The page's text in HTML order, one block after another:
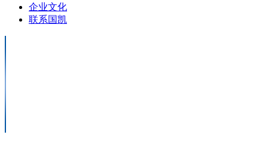
企业文化
联系国凯